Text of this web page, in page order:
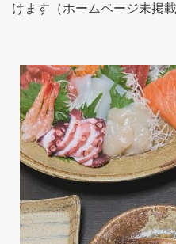
けます（ホームページ未掲